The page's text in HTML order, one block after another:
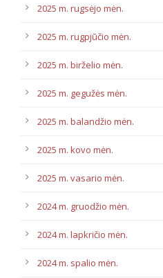
2025 m. rugsėjo mėn.
2025 m. rugpjūčio mėn.
2025 m. birželio mėn.
2025 m. gegužės mėn.
2025 m. balandžio mėn.
2025 m. kovo mėn.
2025 m. vasario mėn.
2024 m. gruodžio mėn.
2024 m. lapkričio mėn.
2024 m. spalio mėn.